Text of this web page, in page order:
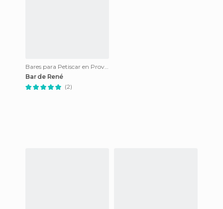
Bares para Petiscar en Providencia
Bar de René
(2)